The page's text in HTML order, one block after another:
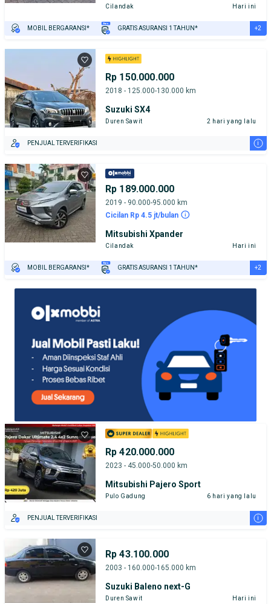
Cilandak Hari ini
MOBIL BERGARANSI* GRATIS ASURANSI 1 TAHUN* +2
Rp 150.000.000
2018 - 125.000-130.000 km
Suzuki SX4
Duren Sawit 2 hari yang lalu
PENJUAL TERVERIFIKASI i
Rp 189.000.000
2019 - 90.000-95.000 km
Cicilan Rp 4.5 jt/bulan
Mitsubishi Xpander
Cilandak Hari ini
MOBIL BERGARANSI* GRATIS ASURANSI 1 TAHUN* +2
Rp 420.000.000
2023 - 45.000-50.000 km
Mitsubishi Pajero Sport
Pulo Gadung 6 hari yang lalu
PENJUAL TERVERIFIKASI i
Rp 43.100.000
2003 - 160.000-165.000 km
Suzuki Baleno next-G
Duren Sawit Hari ini